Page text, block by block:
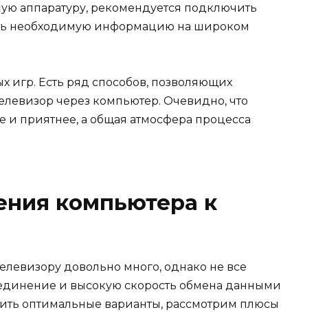
аппаратуру, рекомендуется подключить
необходимую информацию на широком
игр. Есть ряд способов, позволяющих
через компьютер. Очевидно, что
и приятнее, а общая атмосфера процесса
компьютера к
довольно много, однако не все
и высокую скорость обмена данными
оптимальные варианты, рассмотрим плюсы